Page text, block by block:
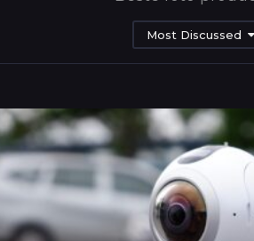
Most Discussed